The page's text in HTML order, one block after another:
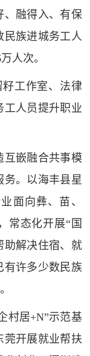
、融得入、有保
民族进城务工人
人次。
工作室、法律
工人员提升职业
互嵌融合共事模
务。以海丰县星
面向彝、苗、
常态化开展“国
助解决住宿、就
有许多少数民族
村居+N”示范基
莞开展就业帮扶